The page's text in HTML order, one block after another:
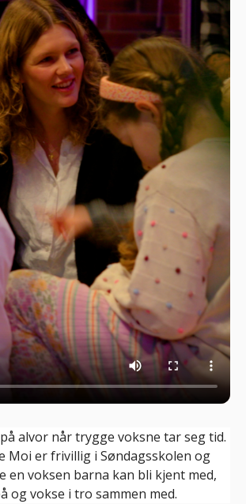
alvor når trygge voksne tar seg tid.
Moi er frivillig i Søndagsskolen og
en voksen barna kan bli kjent med,
og vokse i tro sammen med.